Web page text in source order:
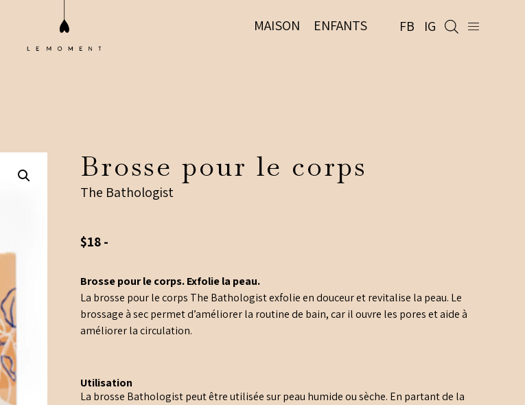
MAISON ENFANTS FB IG
Brosse pour le corps
The Bathologist
$18-
Brosse pour le corps. Exfolie la peau.
La brosse pour le corps The Bathologist exfolie en douceur et revitalise la peau. Le
brossage à sec permet d’améliorer la routine de bain, car il ouvre les pores et aide à
améliorer la circulation.
Utilisation
La brosse Bathologist peut être utilisée sur peau humide ou sèche. En partant de la